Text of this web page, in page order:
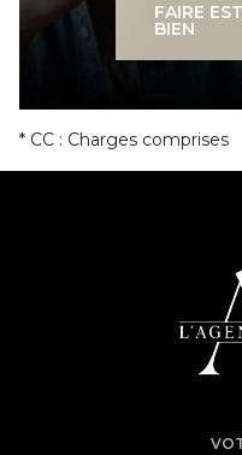
FAIRE
BIEN
* CC : Charges comprises